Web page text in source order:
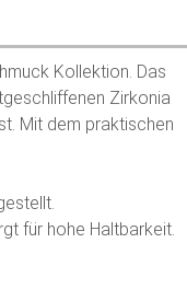
Kollektion. Das
Zirkonia
Mit dem praktischen
für hohe Haltbarkeit.